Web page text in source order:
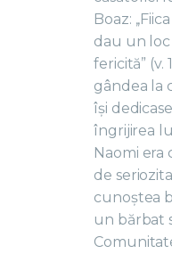
Boaz:
dau un loc
fericită” (v.
gândea la
își
îngrijirea
Naomi era
de
cunoștea
un bărbat